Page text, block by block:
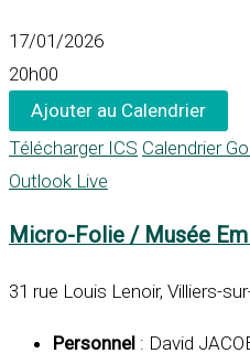
17/01/2026
20h00
Ajouter au Calendrier
Télécharger ICS Calendrier
Outlook Live
Micro-Folie / Musée
31 rue Louis Lenoir, Villiers-
Personnel : David